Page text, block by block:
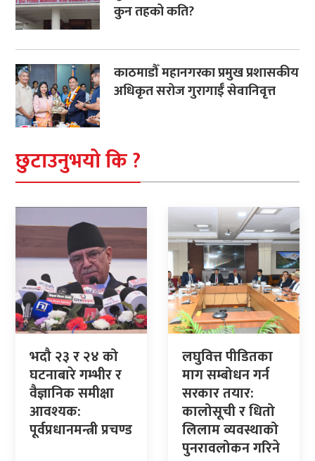
कुन तहको कति?
काठमाडौँ महानगरका प्रमुख प्रशासकीय
अधिकृत सरोज गुरागाईँ सेवानिवृत्त
छुटाउनुभयो कि ?
भदौ २३ र २४ को
घटनाबारे गम्भीर र
वैज्ञानिक समीक्षा
आवश्यक:
पूर्वप्रधानमन्त्री प्रचण्ड
लघुवित्त पीडितका
माग सम्बोधन गर्न
सरकार तयार:
कालोसूची र धितो
लिलाम व्यवस्थाको
पुनरावलोकन गरिने